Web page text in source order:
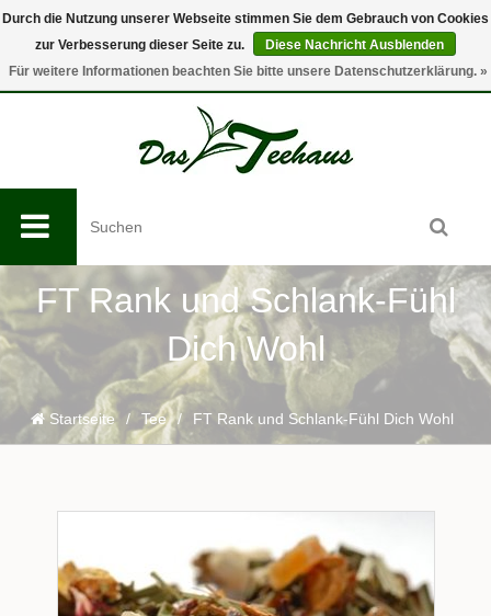
0
FT Rank und Schlank-Fühl
Dich Wohl
Startseite / Tee / FT Rank und Schlank-Fühl Dich Wohl
Durch die Nutzung unserer Webseite stimmen Sie dem Gebrauch von Cookies
zur Verbesserung dieser Seite zu.
Diese Nachricht Ausblenden
Für weitere Informationen beachten Sie bitte unsere Datenschutzerklärung. »